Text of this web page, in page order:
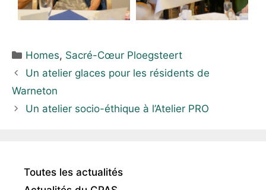
Homes, Sacré-Cœur Ploegsteert
Un atelier glaces pour les résidents de
Warneton
Un atelier socio-éthique à l’Atelier PRO
Toutes les actualités